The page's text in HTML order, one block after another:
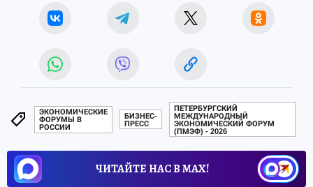
ЭКОНОМИЧЕСКИЕ
ФОРУМЫ В
РОССИИ
БИЗНЕС-
ПРЕСС
ПЕТЕРБУРГСКИЙ
МЕЖДУНАРОДНЫЙ
ЭКОНОМИЧЕСКИЙ ФОРУМ
(ПМЭФ) - 2026
ЧИТАЙТЕ НАС В МАХ!